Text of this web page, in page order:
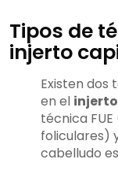
Tipos de
injerto
Existen dos
en el
técnica
foliculares)
cabelludo